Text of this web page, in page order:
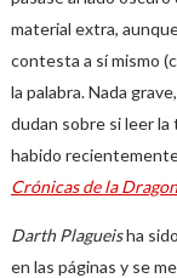
material extra,
contesta a sí mismo
la palabra. Nada
dudan sobre si leer la
habido
Crónicas de la
Darth Plagueisha
en las páginas y se